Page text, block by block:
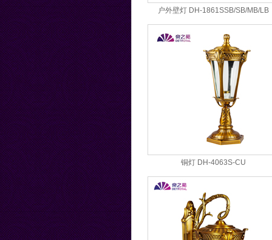
户外壁灯 DH-1861SSB/SB/MB/LB
铜灯 DH-4063S-CU